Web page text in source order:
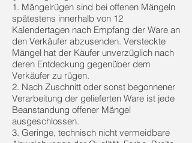
1. Mängelrügen sind bei offenen Mängeln
spätestens innerhalb von 12
Kalendertagen nach Empfang der Ware an
den Verkäufer abzusenden. Versteckte
Mängel hat der Käufer unverzüglich nach
deren Entdeckung gegenüber dem
Verkäufer zu rügen.
2. Nach Zuschnitt oder sonst begonnener
Verarbeitung der gelieferten Ware ist jede
Beanstandung offener Mängel
ausgeschlossen.
3. Geringe, technisch nicht vermeidbare